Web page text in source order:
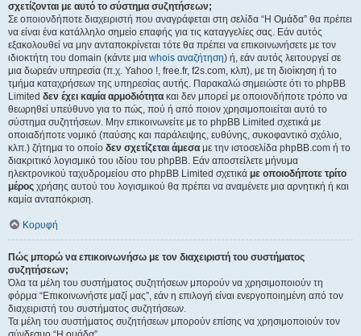
σχετίζονται με αυτό το σύστημα συζητήσεων;
Σε οποιονδήποτε διαχειριστή που αναγράφεται στη σελίδα “Η Ομάδα” θα πρέπει
να είναι ένα κατάλληλο σημείο επαφής για τις καταγγελίες σας. Εάν αυτός
εξακολουθεί να μην ανταποκρίνεται τότε θα πρέπει να επικοινωνήσετε με τον
ιδιοκτήτη του domain (κάντε μια whois αναζήτηση) ή, εάν αυτός λειτουργεί σε
μια δωρεάν υπηρεσία (π.χ. Yahoo !, free.fr, f2s.com, κλπ), με τη διοίκηση ή το
τμήμα καταχρήσεων της υπηρεσίας αυτής. Παρακαλώ σημειώστε ότι το phpBB
Limited δεν έχει καμία αρμοδιότητα και δεν μπορεί με οποιονδήποτε τρόπο να
θεωρηθεί υπεύθυνο για το πώς, πού ή από ποιον χρησιμοποιείται αυτό το
σύστημα συζητήσεων. Μην επικοινωνείτε με το phpBB Limited σχετικά με
οποιαδήποτε νομικό (παύσης και παράλειψης, ευθύνης, συκοφαντικό σχόλιο,
κλπ.) ζήτημα το οποίο δεν σχετίζεται άμεσα με την ιστοσελίδα phpBB.com ή το
διακριτικό λογισμικό του ιδίου του phpBB. Εάν αποστείλετε μήνυμα
ηλεκτρονικού ταχυδρομείου στο phpBB Limited σχετικά με οποιοδήποτε τρίτο
μέρος χρήσης αυτού του λογισμικού θα πρέπει να αναμένετε μια αρνητική ή και
καμία ανταπόκριση.
Κορυφή
Πώς μπορώ να επικοινωνήσω με τον διαχειριστή του συστήματος
συζητήσεων;
Όλα τα μέλη του συστήματος συζητήσεων μπορούν να χρησιμοποιούν τη
φόρμα “Επικοινωνήστε μαζί μας”, εάν η επιλογή είναι ενεργοποιημένη από τον
διαχειριστή του συστήματος συζητήσεων.
Τα μέλη του συστήματος συζητήσεων μπορούν επίσης να χρησιμοποιούν τον